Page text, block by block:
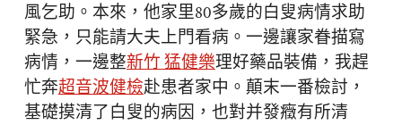
風乞助。本來，他家里80多歲的白叟病情求助
緊急，只能請大夫上門看病。一邊讓家眷描寫
病情，一邊整新竹 猛健樂理好藥品裝備，我趕
忙奔超音波健檢赴患者家中。顛末一番檢討，
基礎摸清了白叟的病因，也對并發癥有所清